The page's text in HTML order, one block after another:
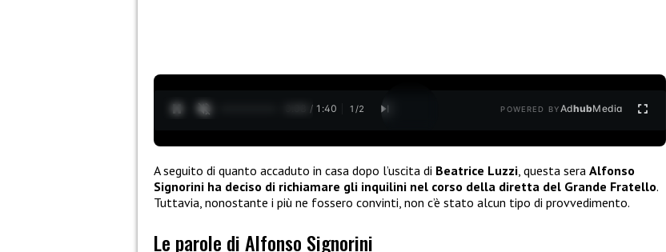
0:10 / 1:40 1 /2 POWERED BYAdhubMedia
A seguito di quanto accaduto in casa dopo l’uscita di Beatrice Luzzi , questa sera Alfonso
Signorini ha deciso di richiamare gli inquilini nel corso della diretta del Grande Fratello.
Tuttavia, nonostante i più ne fossero convinti, non c’è stato alcun tipo di provvedimento.
Le parole di Alfonso Signorini